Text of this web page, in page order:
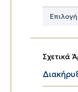
Σχετικά